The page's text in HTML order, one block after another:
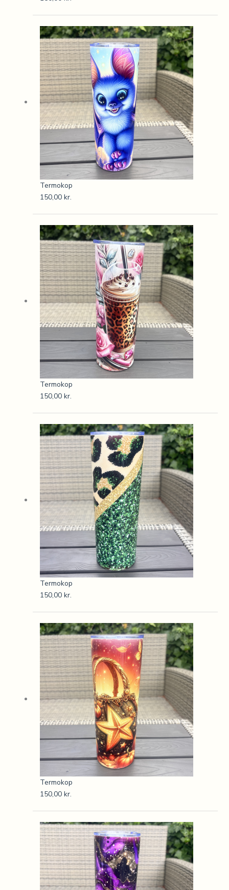
Termokop
150,00 kr.
Termokop
150,00 kr.
Termokop
150,00 kr.
Termokop
150,00 kr.